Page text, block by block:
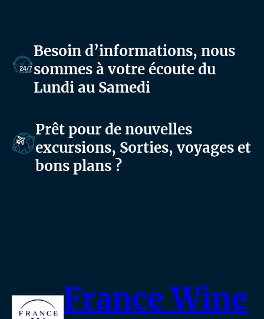
Besoin d’informations, nous
sommes à votre écoute du
Lundi au Samedi
Prêt pour de nouvelles
excursions, Sorties, voyages et
bons plans ?
France Wine